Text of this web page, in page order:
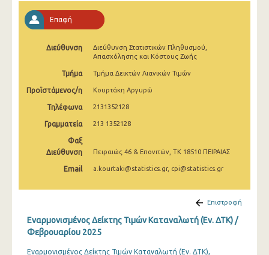
Μαρτίου 2025
Ιανουαρίου 2025
Νοεμβρίου 2024
Οκτωβρίου 2024
Σεπτεμβρίου 2024
Αυγούστου 2024
Ιουλίου 2024
Μαΐου 2024
Επαφή
Διεύθυνση
Διεύθυνση Στατιστικών Πληθυσμού,
Απασχόλησης και Κόστους Ζωής
Τμήμα Τμήμα Δεικτών Λιανικών Τιμών
Προϊστάμενος/η Κουρτάκη Αργυρώ
Τηλέφωνα 2131352128
Γραμματεία 213 1352128
Φαξ
Διεύθυνση
Πειραιώς 46 & Επονιτών, ΤΚ 18510 ΠΕΙΡΑΙΑΣ
Email a.kourtaki@statistics.gr, cpi@statistics.gr
Επιστροφή
Εναρμονισμένος Δείκτης Τιμών Καταναλωτή (Εν. ΔΤΚ) /
Φεβρουαρίου 2025
Εναρμονισμένος Δείκτης Τιμών Καταναλωτή (Εν. ΔΤΚ),